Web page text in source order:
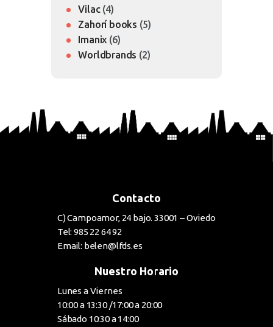
Vilac (4)
Zahorí books (5)
Imanix (6)
Worldbrands (2)
Contacto
C) Campoamor, 24 bajo. 33001 – Oviedo
Tel: 985 22 64 92
Email: belen@lfds.es
Nuestro Horario
Lunes a Viernes
10:00 a 13:30 /17:00 a 20:00
Sábado 10:30 a 14:00